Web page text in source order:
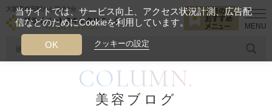
大阪西梅田駅から徒歩2分
糸リフト ヒアルロン酸
目の下のたるみの原因
COLUMN.
美容ブログ
当サイトでは、サービス向上、アクセス状況計測、広告配
信などのためにCookieを利用しています。
クッキーの設定
OK